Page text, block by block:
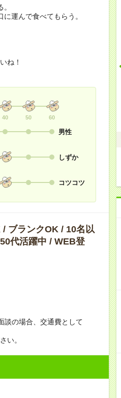
運んで食べてもらう。
ね！
40 50 60
男性
しずか
コツコツ
ブランクOK / 10名以
代活躍中 / WEB登
談の場合、交通費として
い。